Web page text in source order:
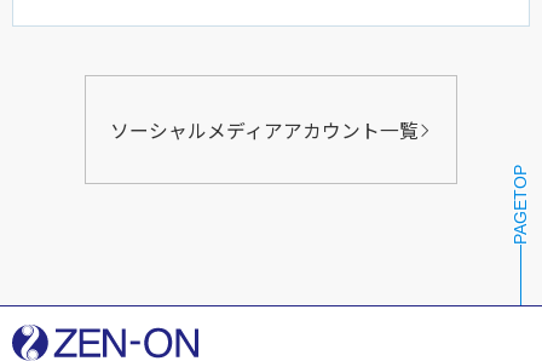
ソーシャルメディアアカウント一覧
PAGETOP